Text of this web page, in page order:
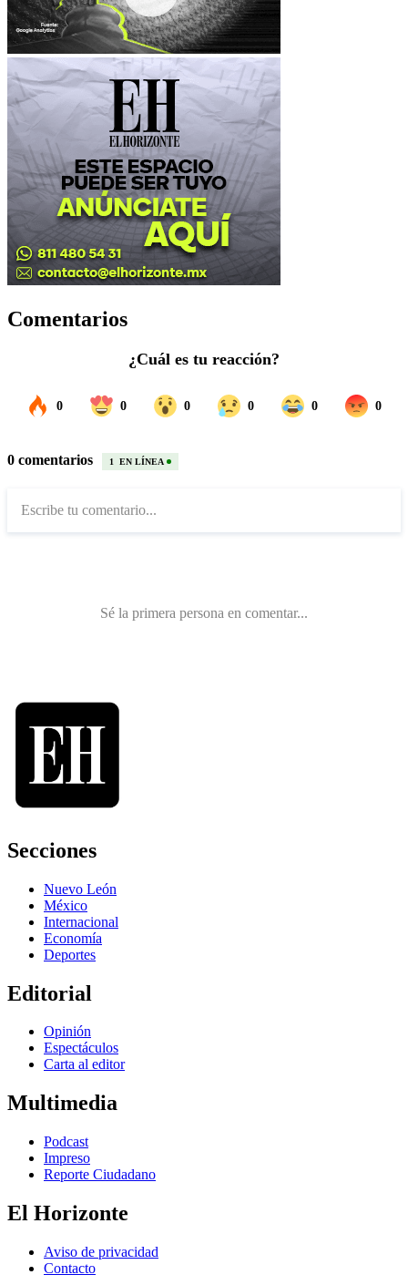
Comentarios
Secciones
Nuevo León
México
Internacional
Economía
Deportes
Editorial
Opinión
Espectáculos
Carta al editor
Multimedia
Podcast
Impreso
Reporte Ciudadano
El Horizonte
Aviso de privacidad
Contacto